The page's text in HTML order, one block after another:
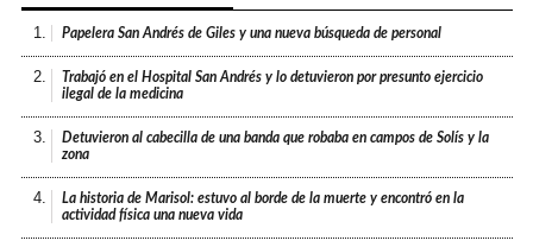
1. Papelera San Andrés de Giles y una nueva búsqueda de personal
2.
Trabajó en el Hospital San Andrés y lo detuvieron por presunto ejercicio
ilegal de la medicina
3.
Detuvieron al cabecilla de una banda que robaba en campos de Solís y la
zona
4.
La historia de Marisol: estuvo al borde de la muerte y encontró en la
actividad física una nueva vida